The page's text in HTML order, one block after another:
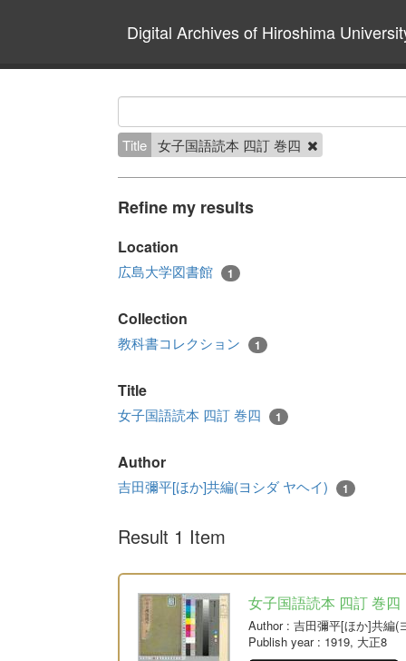
Digital Archives of Hiroshima
Title 女子国語読本 四訂 巻四
Refine my results
Location
広島大学図書館 1
Collection
教科書コレクション 1
Title
女子国語読本 四訂 巻四 1
Author
吉田彌平[ほか]共編(ヨシダ ヤヘイ) 1
Result 1 Item
女子国語読本 四訂 巻四
Author: 吉田彌平[ほか]共編
Publish year: 1919, 大正8